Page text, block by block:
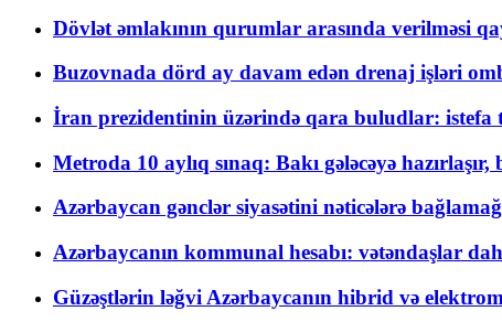
Dövlət əmlakının qurumlar arasında verilməsi
Buzovnada dörd ay davam edən drenaj işləri
İran prezidentinin üzərində qara buludlar: istefa
Metroda 10 aylıq sınaq: Bakı gələcəyə
Azərbaycan gənclər siyasətini nəticələrə
Azərbaycanın kommunal hesabı: vətəndaşlar
Güzəştlərin ləğvi Azərbaycanın hibrid və